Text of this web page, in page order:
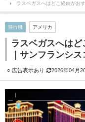
ラスベガスへはどこ経由がお
飛行機 アメリカ
ラスベガスへは
｜サンフランシ
2026年04月